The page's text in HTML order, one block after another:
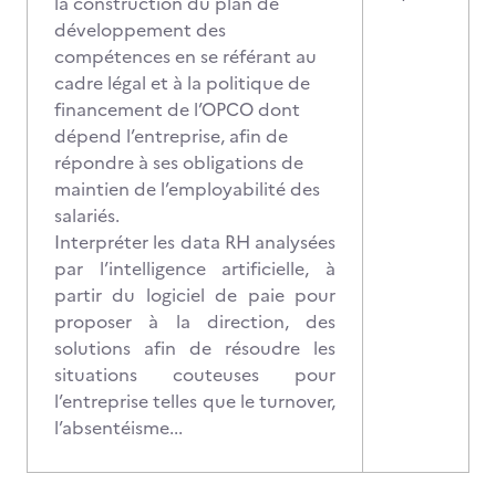
développement des
compétences en se référant au
cadre légal et à la politique de
financement de l’OPCO dont
dépend l’entreprise, afin de
répondre à ses obligations de
maintien de l’employabilité des
salariés.
Interpréter les data RH analysées
par l’intelligence artificielle, à
partir du logiciel de paie pour
proposer à la direction, des
solutions afin de résoudre les
situations couteuses pour
l’entreprise telles que le turnover,
l’absentéisme...